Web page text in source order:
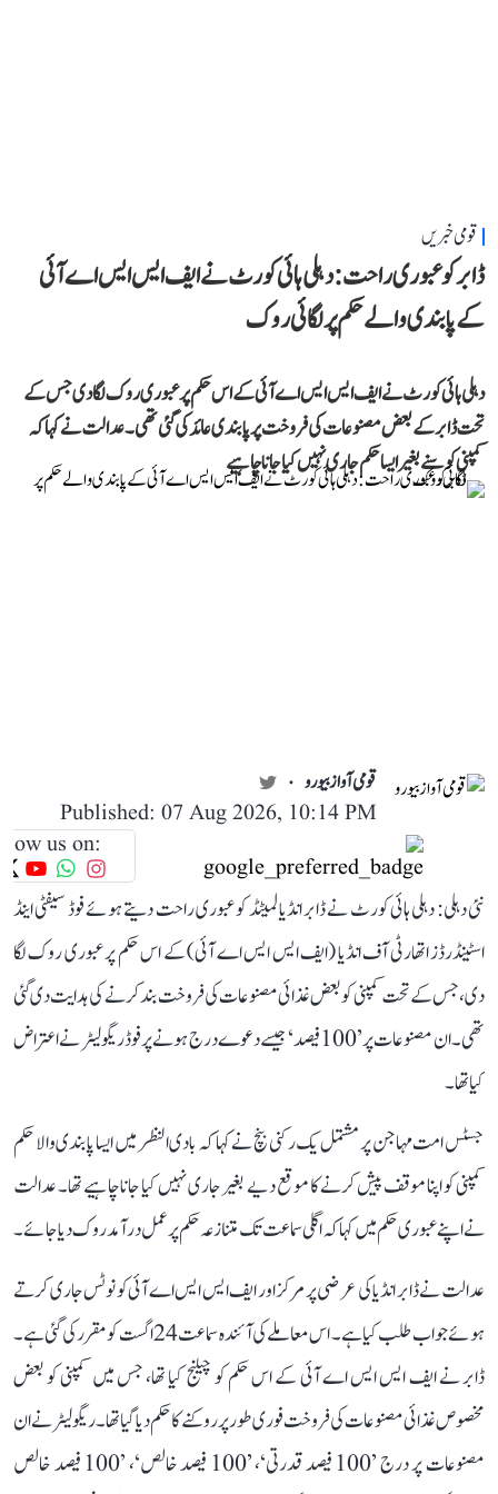
قومی خبریں
ڈابر کو عبوری راحت: دہلی ہائی کورٹ نے ایف ایس ایس اے آئی
کے پابندی والے حکم پر لگائی روک
دہلی ہائی کورٹ نے ایف ایس ایس اے آئی کے اس حکم پر عبوری روک لگا دی جس کے
تحت ڈابر کے بعض مصنوعات کی فروخت پر پابندی عائد کی گئی تھی۔ عدالت نے کہا کہ
کمپنی کو سنے بغیر ایسا حکم جاری نہیں کیا جانا چاہیے
قومی آواز بیورو
Published: 07 Aug 2026, 10:14 PM
us on:
نئی دہلی: دہلی ہائی کورٹ نے ڈابر انڈیا لمیٹڈ کو عبوری راحت دیتے ہوئے فوڈ سیفٹی اینڈ
اسٹینڈرڈز اتھارٹی آف انڈیا (ایف ایس ایس اے آئی) کے اس حکم پر عبوری روک لگا
دی، جس کے تحت کمپنی کو بعض غذائی مصنوعات کی فروخت بند کرنے کی ہدایت دی گئی
تھی۔ ان مصنوعات پر ’100 فیصد‘ جیسے دعوے درج ہونے پر فوڈ ریگولیٹر نے اعتراض
کیا تھا۔
جسٹس امت مہاجن پر مشتمل یک رکنی بنچ نے کہا کہ بادی النظر میں ایسا پابندی والا حکم
کمپنی کو اپنا موقف پیش کرنے کا موقع دیے بغیر جاری نہیں کیا جانا چاہیے تھا۔ عدالت
نے اپنے عبوری حکم میں کہا کہ اگلی سماعت تک متنازعہ حکم پر عمل درآمد روک دیا جائے۔
عدالت نے ڈابر انڈیا کی عرضی پر مرکز اور ایف ایس ایس اے آئی کو نوٹس جاری کرتے
ہوئے جواب طلب کیا ہے۔ اس معاملے کی آئندہ سماعت 24 اگست کو مقرر کی گئی ہے۔
ڈابر نے ایف ایس ایس اے آئی کے اس حکم کو چیلنج کیا تھا، جس میں کمپنی کو بعض
مخصوص غذائی مصنوعات کی فروخت فوری طور پر روکنے کا حکم دیا گیا تھا۔ ریگولیٹر نے ان
مصنوعات پر درج ’100 فیصد قدرتی‘، ’100 فیصد خالص‘، ’100 فیصد خالص